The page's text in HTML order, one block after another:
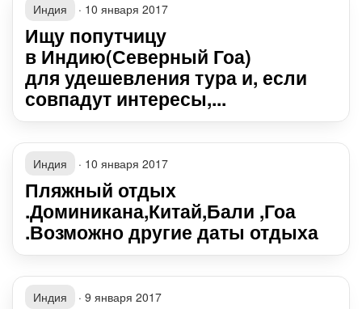
Индия · 10 января 2017
Ищу попутчицу
в Индию(Северный Гоа)
для удешевления тура и, если
совпадут интересы,...
Индия · 10 января 2017
Пляжный отдых
.Доминикана,Китай,Бали ,Гоа
.Возможно другие даты отдыха
Индия · 9 января 2017